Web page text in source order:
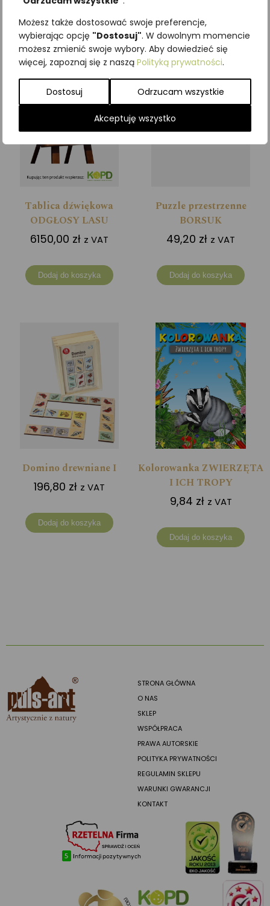
Możesz także dostosować swoje preferencje,
wybierając opcję "Dostosuj". W dowolnym momencie
możesz zmienić swoje wybory. Aby dowiedzieć się
więcej, zapoznaj się z naszą Polityką prywatności.
Dostosuj Odrzucam wszystkie
Akceptuję wszystko
Podobne produkty
Tablica dźwiękowa
ODGŁOSY LASU
6150,00 zł z VAT
Dodaj do koszyka
Puzzle przestrzenne
BORSUK
49,20 zł z VAT
Dodaj do koszyka
Domino drewniane I
196,80 zł z VAT
Dodaj do koszyka
Kolorowanka ZWIERZĘTA
I ICH TROPY
9,84 zł z VAT
Dodaj do koszyka
STRONA GŁÓWNA
O NAS
SKLEP
WSPÓŁPRACA
PRAWA AUTORSKIE
POLITYKA PRYWATNOŚCI
REGULAMIN SKLEPU
WARUNKI GWARANCJI
KONTAKT